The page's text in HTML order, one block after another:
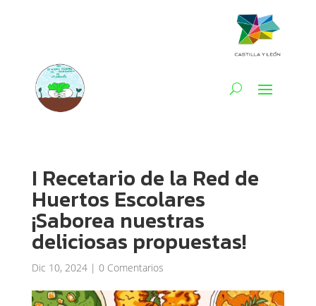
I Recetario de la Red de
Huertos Escolares
¡Saborea nuestras
deliciosas propuestas!
Dic 10, 2024| 0 Comentarios